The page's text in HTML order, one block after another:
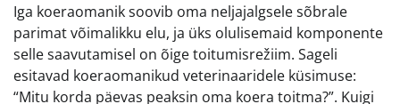
Iga koeraomanik soovib oma neljajalgsele sõbrale
parimat võimalikku elu, ja üks olulisemaid komponente
selle saavutamisel on õige toitumisrežiim. Sageli
esitavad koeraomanikud veterinaaridele küsimuse:
“Mitu korda päevas peaksin oma koera toitma?”. Kuigi